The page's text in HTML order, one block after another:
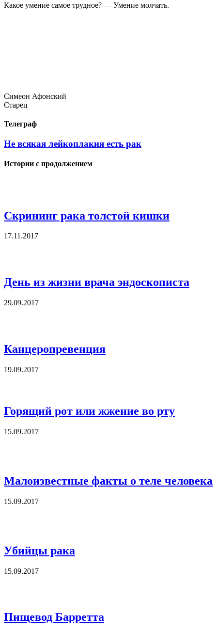
Какое умение самое трудное? — Умение молчать.
Симеон Афонский
Старец
Телеграф
Не всякая лейкоплакия есть рак
Истории с продолжением
Скрининг рака толстой кишки
17.11.2017
День из жизни врача эндоскописта
29.09.2017
Канцеропревенция
19.09.2017
Горящий рот или жжение во рту
15.09.2017
Малоизвестные факты о теле человека
15.09.2017
Убийцы рака
15.09.2017
Пищевод Барретта